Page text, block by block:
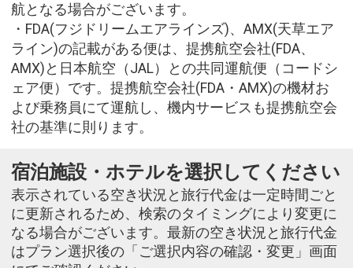
航となる場合がございます。
・FDA(フジドリームエアラインズ)、AMX(天草エア
ライン)の記載がある便は、提携航空会社(FDA、
AMX)と日本航空（JAL）との共同運航便（コードシ
ェア便）です。提携航空会社(FDA・AMX)の機材お
よび乗務員にて運航し、機内サービスも提携航空会
社の基準に則ります。
宿泊施設・ホテルを選択してください
表示されている空き状況と旅行代金は一定時間ごと
に更新されるため、検索のタイミングにより変更に
なる場合がございます。最新の空き状況と旅行代金
はプラン選択後の「ご選択内容の確認・変更」画面